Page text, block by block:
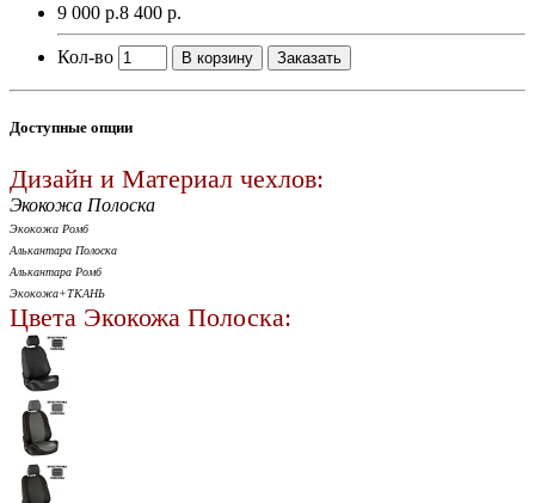
9 000 р.8 400 р.
Кол-во В корзину Заказать
Доступные опции
Дизайн и Материал чехлов:
Экокожа Полоска
Экокожа Ромб
Алькантара Полоска
Алькантара Ромб
Экокожа+ТКАНЬ
Цвета Экокожа Полоска: